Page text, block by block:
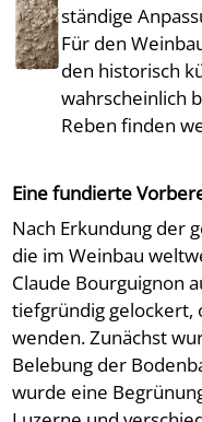
ständige
Für den
den historisch
wahrscheinlich
Reben finden
Eine fundierte
Nach Erkundung der
die im Weinbau
Claude Bourguignon
tiefgründig gelockert,
wenden. Zunächst
Belebung der
wurde eine